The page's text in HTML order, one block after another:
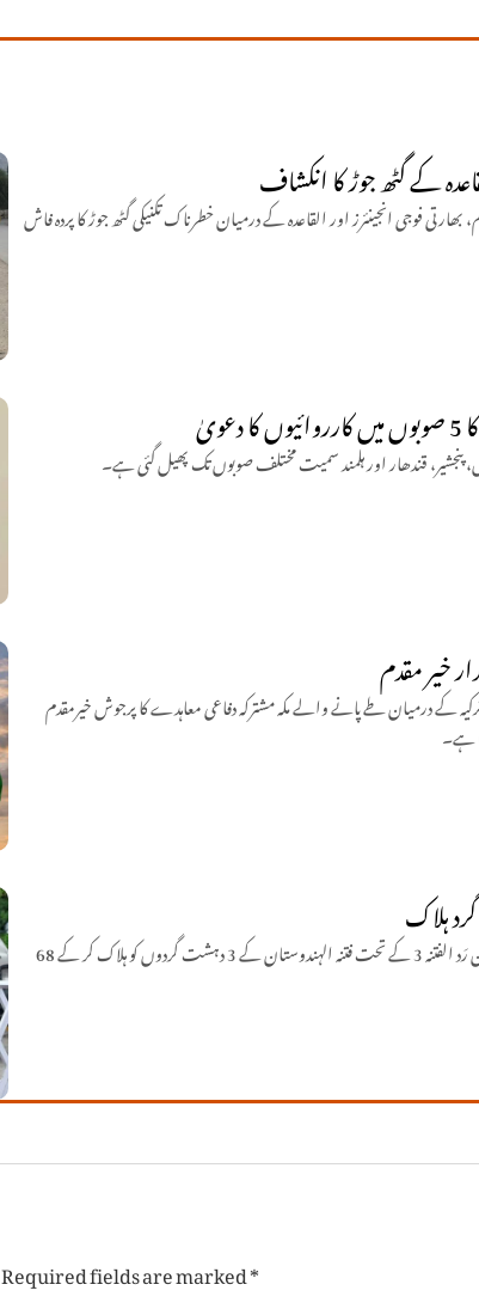
کے گٹھ جوڑ کا انکشاف
فوجی انجینئرز اور القاعدہ کے درمیان خطرناک تکنیکی گٹھ جوڑ کا پردہ فاش
پنجشیر، قندھار اور ہلمند سمیت مختلف صوبوں تک پھیل گئی ہے۔
خیر مقدم
کے درمیان طے پانے والے مکہ مشترکہ دفاعی معاہدے کا پرجوش خیرمقدم
ہے۔
سیکیورٹی فورسز نے بلوچستان کے علاقے کمبیلہ اور عاصم آباد میں آپریشن رَد الفتنہ 3 کے تحت فتنہ الہندوستان کے 3 دہشت گردوں کو ہلاک کر کے 68
Required fields are marked*